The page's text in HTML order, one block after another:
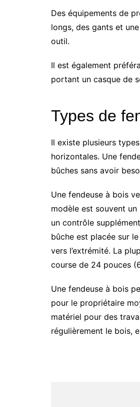
Des équipements de
longs, des gants et
outil.
Il est également
portant un casque de
Types de
Il existe plusieurs
horizontales. Une
bûches sans avoir
Une fendeuse à bois
modèle est souvent
un contrôle
bûche est placée sur
vers l’extrémité. La
course de 24 pouces
Une fendeuse à bois
pour le propriétaire
matériel pour des
régulièrement le bois,